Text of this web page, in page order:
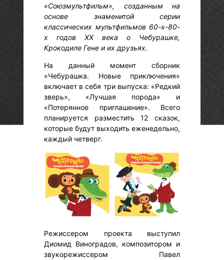
«Союзмультфильм», созданным на
основе знаменитой серии
классических мультфильмов 60-х-80-
х годов XX века о Чебурашке,
Крокодиле Гене и их друзьях.
На данный момент сборник
«Чебурашка. Новые приключения»
включает в себя три выпуска: «Редкий
зверь», «Лучшая порода» и
«Потерянное приглашение». Всего
планируется разместить 12 сказок,
которые будут выходить еженедельно,
каждый четверг.
Режиссером проекта выступил
Диомид Виноградов, композитором и
звукорежиссером Павел